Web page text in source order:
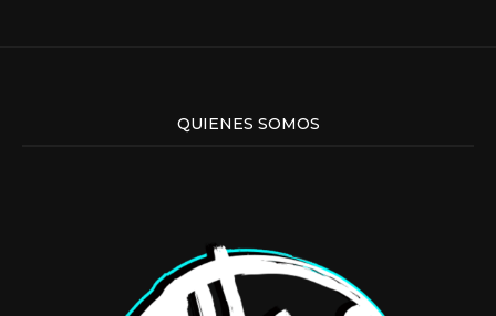
QUIENES SOMOS